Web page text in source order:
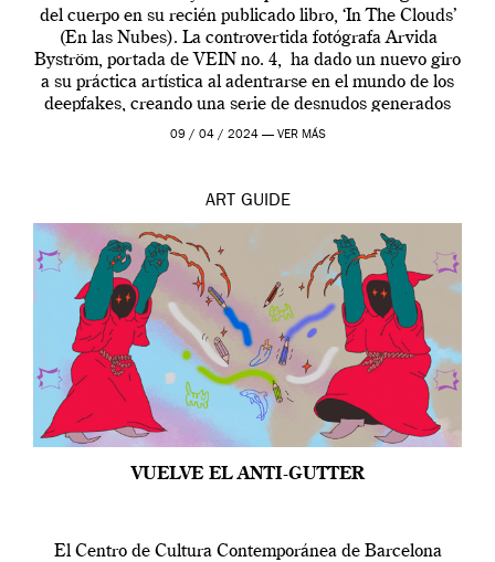
del cuerpo en su recién publicado libro, ‘In The Clouds’
(En las Nubes). La controvertida fotógrafa Arvida
Byström, portada de VEIN no. 4, ha dado un nuevo giro
a su práctica artística al adentrarse en el mundo de los
deepfakes, creando una serie de desnudos generados
por […]
09 / 04 / 2024 — VER MÁS
ART GUIDE
VUELVE EL ANTI-GUTTER
El Centro de Cultura Contemporánea de Barcelona